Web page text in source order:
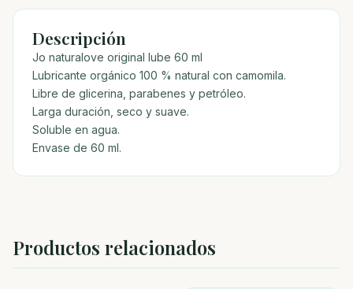
Descripción
Jo naturalove original lube 60 ml
Lubricante orgánico 100 % natural con camomila.
Libre de glicerina, parabenes y petróleo.
Larga duración, seco y suave.
Soluble en agua.
Envase de 60 ml.
Productos relacionados